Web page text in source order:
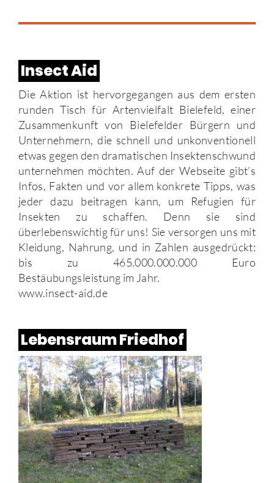
Insect Aid
Die Aktion ist hervorgegangen aus dem ersten
runden Tisch für Artenvielfalt Bielefeld, einer
Zusammenkunft von Bielefelder Bürgern und
Unternehmern, die schnell und unkonventionell
etwas gegen den dramatischen Insektenschwund
unternehmen möchten. Auf der Webseite gibt’s
Infos, Fakten und vor allem konkrete Tipps, was
jeder dazu beitragen kann, um Refugien für
Insekten zu schaffen. Denn sie sind
überlebenswichtig für uns! Sie versorgen uns mit
Kleidung, Nahrung, und in Zahlen ausgedrückt:
bis zu 465.000.000.000 Euro
Bestäubungsleistung im Jahr.
www.insect-aid.de
Lebensraum Friedhof